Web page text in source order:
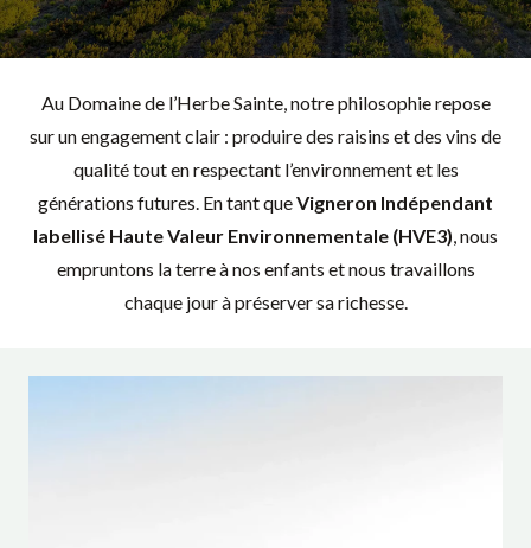
Au Domaine de l’Herbe Sainte, notre philosophie repose
sur un engagement clair : produire des raisins et des vins de
qualité tout en respectant l’environnement et les
générations futures. En tant queVigneron Indépendant
labellisé Haute Valeur Environnementale (HVE3) , nous
empruntons la terre à nos enfants et nous travaillons
chaque jour à préserver sa richesse.